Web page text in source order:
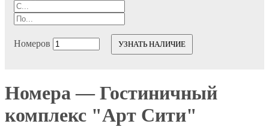
Номеров УЗНАТЬ НАЛИЧИЕ
Номера — Гостиничный
комплекс "Арт Сити"